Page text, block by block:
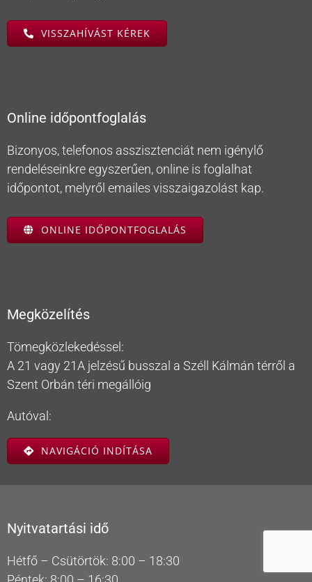
VISSZAHÍVÁST KÉREK
Online időpontfoglalás
Bizonyos, telefonos asszisztenciát nem igénylő
rendeléseinkre egyszerűen, online is foglalhat
időpontot, melyről emailes visszaigazolást kap.
ONLINE IDŐPONTFOGLALÁS
Megközelítés
Tömegközlekedéssel:
A 21 vagy 21A jelzésű busszal a Széll Kálmán térről a
Szent Orbán téri megállóig
Autóval:
NAVIGÁCIÓ INDÍTÁSA
Nyitvatartási idő
Hétfő – Csütörtök: 8:00 – 18:30